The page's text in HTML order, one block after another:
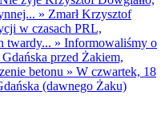
» Zmarł Krzysztof
w czasach PRL,
twardy... » Informowaliśmy o
przed Żakiem,
betonu » W czwartek, 18
(dawnego Żaku)